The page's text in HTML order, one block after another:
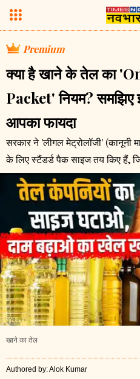
Premium
क्या है खाने के तेल का
Packet' नियम? समझिए
आपका फायदा
सरकार ने 'लीगल मेट्रोलॉजी'
के लिए स्टैंडर्ड पैक साइज तय किए हैं,
खाने का तेल
Authored by:Alok Kumar